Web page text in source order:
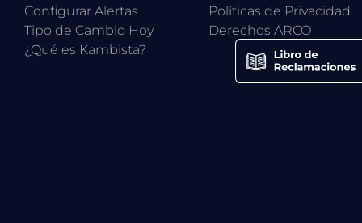
Configurar Alertas
Tipo de Cambio Hoy
¿Qué es Kambista?
Políticas de Privacidad
Derechos ARCO